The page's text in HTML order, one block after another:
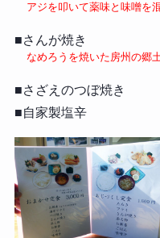
アジを叩いて薬味と味噌を
■さんが焼き
なめろうを焼いた房州の郷
■さざえのつぼ焼き
■自家製塩辛